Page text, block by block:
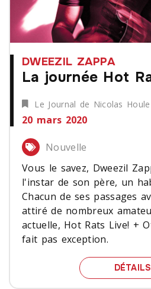
DWEEZIL ZAPPA
La journée Hot
Le Journal de Nicolas Houle
20 mars 2020
Nouvelle
Vous le savez, Dweezil
l'instar de son père, un
Chacun de ses passages
attiré de nombreux
actuelle, Hot Rats Live! +
fait pas exception.
DÉTAILS